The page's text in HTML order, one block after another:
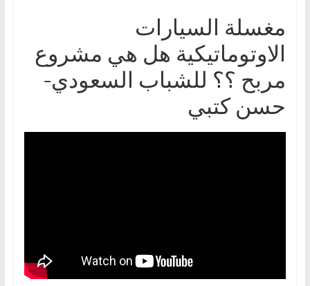
مغسلة السيارات
الاوتوماتيكية هل هي مشروع
مربح ؟؟ للشباب السعودي-
حسن كتبي